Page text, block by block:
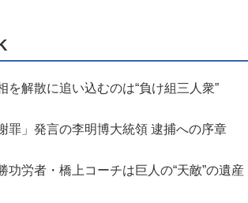
解散に追い込むのは“負け組三人衆”
」発言の李明博大統領 逮捕への序章
労者・橋上コーチは巨人の“天敵”の遺産